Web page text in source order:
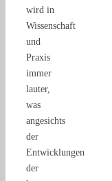
wird in
Wissenschaft
und
Praxis
immer
lauter,
was
angesichts
der
Entwicklungen
der